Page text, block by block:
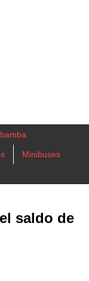
Minibuses
saldo de